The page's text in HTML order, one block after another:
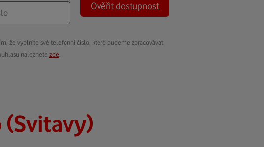
Ověřit dostupnost
že vyplníte své telefonní číslo, které budeme zpracovávat
naleznete zde
(Svitavy)